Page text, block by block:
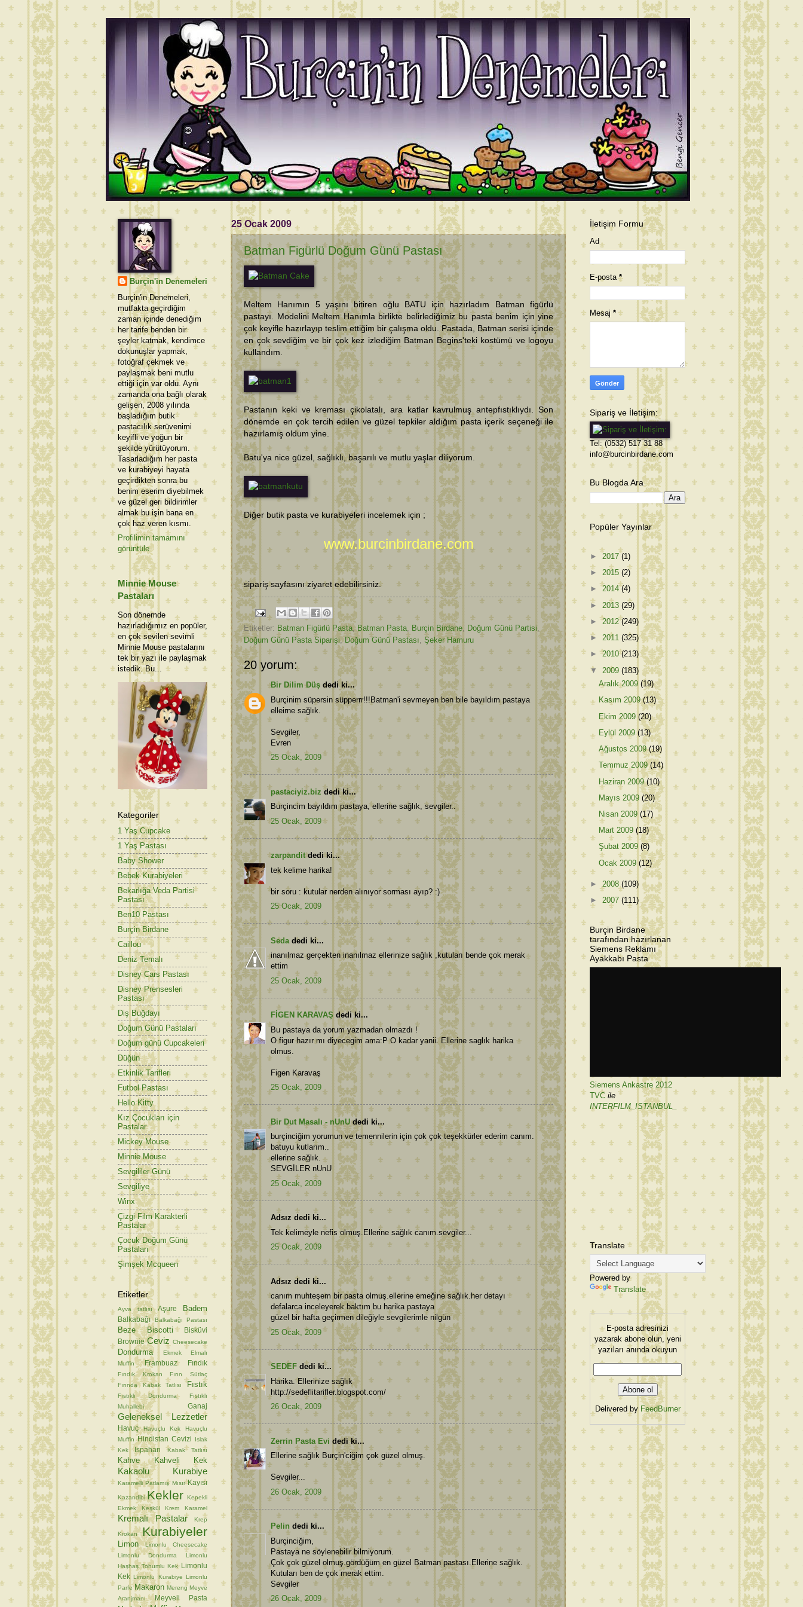
25 Ocak 2009
Batman Figürlü Doğum Günü Pastası
Meltem Hanımın 5 yaşını bitiren oğlu BATU için hazırladım Batman figürlü
pastayı. Modelini Meltem Hanımla birlikte belirlediğimiz bu pasta benim için yine
çok keyifle hazırlayıp teslim ettiğim bir çalışma oldu. Pastada, Batman serisi içinde
en çok sevdiğim ve bir çok kez izlediğim Batman Begins'teki kostümü ve logoyu
kullandım.
Pastanın keki ve kreması çikolatalı, ara katlar kavrulmuş antepfıstıklıydı. Son
dönemde en çok tercih edilen ve güzel tepkiler aldığım pasta içerik seçeneği ile
hazırlamış oldum yine.
Batu'ya nice güzel, sağlıklı, başarılı ve mutlu yaşlar diliyorum.
Diğer butik pasta ve kurabiyeleri incelemek için ;
www.burcinbirdane.com
sipariş sayfasını ziyaret edebilirsiniz.
Etiketler: Batman Figürlü Pasta, Batman Pasta, Burçin Birdane, Doğum Günü Partisi,
Doğum Günü Pasta Siparişi,Doğum Günü Pastası, Şeker Hamuru
20 yorum:
Bir Dilim Düş dedi ki...
Burçinim süpersin süpperrr!!!Batman'i sevmeyen ben bile bayıldım pastaya
elleirne sağlık.
Sevgiler,
Evren
25 Ocak, 2009
pastaciyiz.biz dedi ki...
Burçincim bayıldım pastaya, ellerine sağlık, sevgiler..
25 Ocak, 2009
zarpanditdedi ki...
tek kelime harika!
bir soru : kutular nerden alınıyor sorması ayıp? :)
25 Ocak, 2009
Seda dedi ki...
inanılmaz gerçekten inanılmaz ellerinize sağlık ,kutuları bende çok merak
ettim
25 Ocak, 2009
FİGEN KARAVAŞ dedi ki...
Bu pastaya da yorum yazmadan olmazdı !
O figur hazır mı diyecegim ama:P O kadar yanii. Ellerine saglık harika
olmus.
Figen Karavaş
25 Ocak, 2009
Bir Dut Masalı - nUnUdedi ki...
burçinciğim yorumun ve temennilerin için çok çok teşekkürler ederim canım.
batuyu kutlarım..
ellerine sağlık.
SEVGİLER nUnU
25 Ocak, 2009
Adsız dedi ki...
Tek kelimeyle nefis olmuş.Ellerine sağlık canım.sevgiler...
25 Ocak, 2009
Adsız dedi ki...
canım muhteşem bir pasta olmuş.ellerine emeğine sağlık.her detayı
defalarca inceleyerek baktım bu harika pastaya
güzel bir hafta geçirmen dileğiyle sevgilerimle nilgün
25 Ocak, 2009
SEDEF dedi ki...
Harika. Ellerinize sağlık
http://sedeflitarifler.blogspot.com/
26 Ocak, 2009
Zerrin Pasta Evi dedi ki...
Ellerine sağlık Burçin'ciğim çok güzel olmuş.
Sevgiler...
26 Ocak, 2009
Pelin dedi ki...
Burçinciğim,
Pastaya ne söylenebilir bilmiyorum.
Çok çok güzel olmuş.gördüğüm en güzel Batman pastası.Ellerine sağlık.
Kutuları ben de çok merak ettim.
Sevgiler
26 Ocak, 2009
Burçin'in Denemeleri
Burçin'in Denemeleri,
mutfakta geçirdiğim
zaman içinde denediğim
her tarife benden bir
şeyler katmak, kendimce
dokunuşlar yapmak,
fotoğraf çekmek ve
paylaşmak beni mutlu
ettiği için var oldu. Aynı
zamanda ona bağlı olarak
gelişen, 2008 yılında
başladığım butik
pastacılık serüvenimi
keyifli ve yoğun bir
şekilde yürütüyorum.
Tasarladığım her pasta
ve kurabiyeyi hayata
geçirdikten sonra bu
benim eserim diyebilmek
ve güzel geri bildirimler
almak bu işin bana en
çok haz veren kısmı.
Profilimin tamamını
görüntüle
Minnie Mouse
Pastaları
Son dönemde
hazırladığımız en popüler,
en çok sevilen sevimli
Minnie Mouse pastalarını
tek bir yazı ile paylaşmak
istedik. Bu...
Kategoriler
1 Yaş Cupcake
1 Yaş Pastası
Baby Shower
Bebek Kurabiyeleri
Bekarlığa Veda Partisi
Pastası
Ben10 Pastası
Burçin Birdane
Caillou
Deniz Temalı
Disney Cars Pastası
Disney Prensesleri
Pastası
Diş Buğdayı
Doğum Günü Pastaları
Doğum günü Cupcakeleri
Düğün
Etkinlik Tarifleri
Futbol Pastası
Hello Kitty
Kız Çocukları için
Pastalar
Mickey Mouse
Minnie Mouse
Sevgililer Günü
Sevgiliye
Winx
Çizgi Film Karakterli
Pastalar
Çocuk Doğum Günü
Pastaları
Şimşek Mcqueen
Etiketler
Ayva tatlısı Aşure Badem
Balkabağı Balkabağı Pastası
Beze Biscotti
Bisküvi
Brownie Ceviz Cheesecake
Dondurma Ekmek
Elmalı
Muffin
Frambuaz Fındık
Fındık Krokan
Fırın Sütlaç
Fırında Kabak Tatlısı
Fıstık
Fıstıklı Dondurma
Fıstıklı
Muhallebi
Ganaj
Geleneksel Lezzetler
Havuç Havuçlu Kek
Havuçlu
Muffin Hindistan Cevizi
Islak
Kek
Ispahan Kabak Tatlısı
Kahve Kahveli Kek
Kakaolu Kurabiye
Karamelli Patlamış Mısır Kayısı
Kazandibi Kekler Kepekli
Ekmek
Keşkül Krem Karamel
Kremalı Pastalar Krep
Krokan Kurabiyeler
Limon
Limonlu Cheesecake
Limonlu Dondurma
Limonlu
Haşhaş Tohumlu Kek
Limonlu
Kek Limonlu Kurabiye Limonlu
Parfe Makaron Mereng Meyve
Aranjmanı
Meyveli Pasta
İletişim Formu
Ad
E-posta*
Mesaj *
Sipariş ve İletişim:
Tel: (0532) 517 31 88
info@burcinbirdane.com
Bu Blogda Ara
Popüler Yayınlar
► 2017 (1)
► 2015 (2)
►2014(4)
► 2013 (29)
►2012(249)
► 2011 (325)
►2010(213)
▼ 2009 (183)
Aralık 2009(19)
Kasım 2009(13)
Ekim 2009(20)
Eylül 2009(13)
Ağustos 2009(19)
Temmuz 2009(14)
Haziran 2009(10)
Mayıs 2009(20)
Nisan 2009(17)
Mart 2009(18)
Şubat 2009(8)
Ocak 2009(12)
► 2008 (109)
► 2007 (111)
Burçin Birdane
tarafından hazırlanan
Siemens Reklamı
Ayakkabı Pasta
Siemens Ankastre 2012
TVC ile
INTERFILM_ISTANBUL_
Translate
Powered by
Translate
E-posta adresinizi
yazarak abone olun, yeni
yazıları anında okuyun
Delivered by FeedBurner